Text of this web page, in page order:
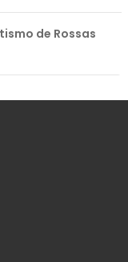
de Rossas